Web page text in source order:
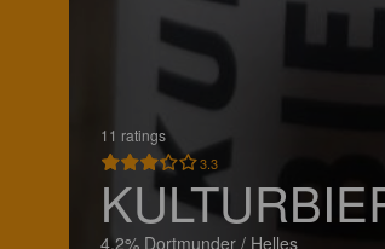
11 ratings
3.3
4.2% Dortmunder / Helles